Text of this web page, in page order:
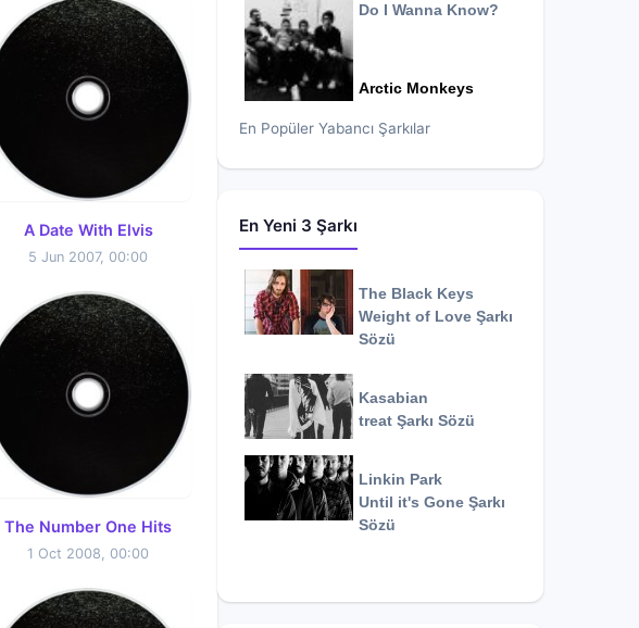
A Date With Elvis
5 Jun 2007, 00:00
The Number One Hits
1 Oct 2008, 00:00
Do I Wanna Know?
Arctic Monkeys
En Popüler Yabancı Şarkılar
En Yeni 3 Şarkı
The Black Keys
Weight of Love Şarkı
Sözü
Kasabian
treat Şarkı Sözü
Linkin Park
Until it's Gone Şarkı
Sözü